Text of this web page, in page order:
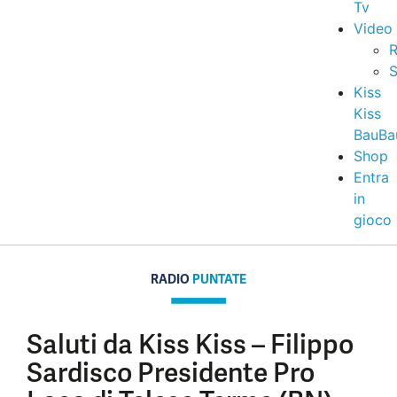
Tv
Video
Kiss
Kiss
Shop
Entra
in
gioco
RADIO PUNTATE
Saluti da Kiss Kiss – Filippo
Sardisco Presidente Pro